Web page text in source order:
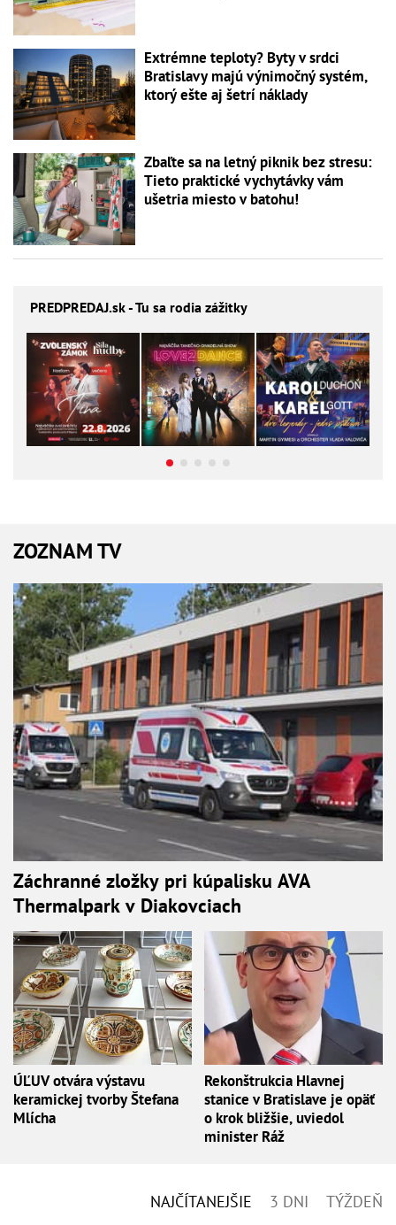
Extrémne teploty? Byty v srdci
Bratislavy majú výnimočný systém,
ktorý ešte aj šetrí náklady
Zbaľte sa na letný piknik bez stresu:
Tieto praktické vychytávky vám
ušetria miesto v batohu!
PREDPREDAJ.sk - Tu sa rodia zážitky
ZOZNAM TV
Záchranné zložky pri kúpalisku AVA
Thermalpark v Diakovciach
ÚĽUV otvára výstavu
keramickej tvorby Štefana
Mlícha
Rekonštrukcia Hlavnej
stanice v Bratislave je opäť
o krok bližšie, uviedol
minister Ráž
NAJČÍTANEJŠIE 3 DNI TÝŽDEŇ